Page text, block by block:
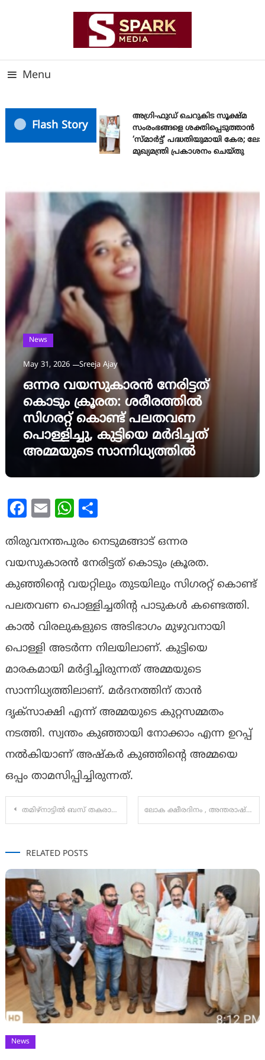
Menu
Flash Story
അഗ്രി-ഫുഡ് ചെറുകിട സൂക്ഷ്മ
സംരംഭങ്ങളെ ശക്തിപ്പെടുത്താന്‍
‘സ്മാര്‍ട്ട്’ പദ്ധതിയുമായി കേര;
മുഖ്യമന്ത്രി പ്രകാശനം ചെയ്തു
News
May 31, 2026 Sreeja Ajay
ഒന്നര വയസുകാരൻ നേരിട്ടത്
കൊടും ക്രൂരത: ശരീരത്തിൽ
സിഗരറ്റ് കൊണ്ട് പലതവണ
പൊള്ളിച്ചു, കുട്ടിയെ മർദിച്ചത്
അമ്മയുടെ സാന്നിധ്യത്തിൽ
Facebook
Email WhatsApp
തിരുവനന്തപുരം നെടുമങ്ങാട് ഒന്നര
വയസുകാരൻ നേരിട്ടത് കൊടും ക്രൂരത.
കുഞ്ഞിന്റെ വയറ്റിലും തുടയിലും സിഗരറ്റ് കൊണ്ട്
പലതവണ പൊള്ളിച്ചതിന്റ പാടുകൾ കണ്ടെത്തി.
കാൽ വിരലുകളുടെ അടിഭാഗം മുഴുവനായി
പൊള്ളി അടർന്ന നിലയിലാണ്. കുട്ടിയെ
മാരകമായി മർദ്ദിച്ചിരുന്നത് അമ്മയുടെ
സാന്നിധ്യത്തിലാണ്. മർദനത്തിന് താൻ
ദൃക്സാക്ഷി എന്ന് അമ്മയുടെ കുറ്റസമ്മതം
നടത്തി. സ്വന്തം കുഞ്ഞായി നോക്കാം എന്ന ഉറപ്പ്
നൽകിയാണ് അഷ്‌കർ കുഞ്ഞിന്റെ അമ്മയെ
ഒപ്പം താമസിപ്പിച്ചിരുന്നത്.
Post
തമിഴ്‌നാട്ടിൽ ബസ് തകരാറിലായി; കുടുങ്ങിയ മലയാളി യാത്രക്കാർക്ക് രക്ഷകനായി ആഭ്യന്തരമന്ത്രി രമേശ് ചെന്നിത്തല ലോക ക്ഷീരദിനം , അന്തരാഷ്ട്ര പാൽ ദിനം ജൂൺ ഒന്ന്
RELATED POSTS
News